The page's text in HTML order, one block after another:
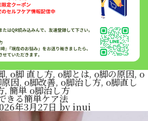
,o脚 直し方,o脚とは,o脚の原因,o
因,o脚改善,o脚治し方,o脚直し
,簡単 o脚治し方
きる簡単ケア法
年3月27日 byinui